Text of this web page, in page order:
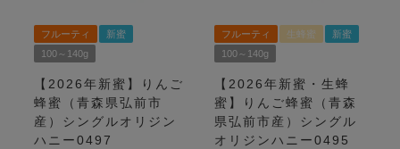
フルーティ
新蜜
100～140g
【2026年新蜜】りんご
蜂蜜（青森県弘前市
産）シングルオリジン
ハニー0497
フルーティ 生蜂蜜
新蜜
100～140g
【2026年新蜜・生蜂
蜜】りんご蜂蜜（青森
県弘前市産）シングル
オリジンハニー0495